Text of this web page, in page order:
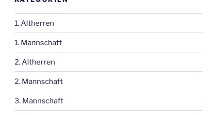
1. Altherren
1. Mannschaft
2. Altherren
2. Mannschaft
3. Mannschaft